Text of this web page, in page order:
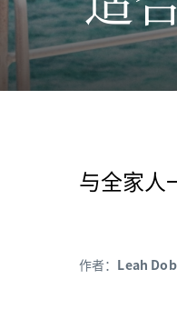
与全家人
作者： Leah